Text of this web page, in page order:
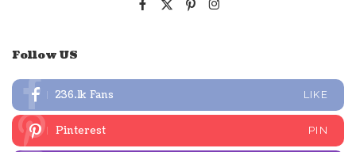
Follow US
236.1k Fans LIKE
Pinterest PIN